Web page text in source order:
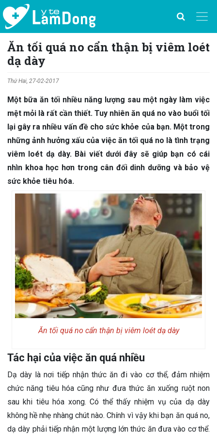
Ăn tối quá no cẩn thận bị viêm loét
dạ dày
Thứ Hai, 27-02-2017
Một bữa ăn tối nhiều năng lượng sau một ngày làm việc
mệt mỏi là rất cần thiết. Tuy nhiên ăn quá no vào buổi tối
lại gây ra nhiều vấn đề cho sức khỏe của bạn. Một trong
những ảnh hưởng xấu của việc ăn tối quá no là tình trạng
viêm loét dạ dày. Bài viết dưới đây sẽ giúp bạn có cái
nhìn khoa học hơn trong cân đối dinh dưỡng và bảo vệ
sức khỏe tiêu hóa.
Ăn tối quá no cẩn thận bị viêm loét dạ dày
Tác hại của việc ăn quá nhiều
Dạ dày là nơi tiếp nhận thức ăn đi vào cơ thể, đảm nhiệm
chức năng tiêu hóa cũng như đưa thức ăn xuống ruột non
sau khi tiêu hóa xong. Có thể thấy nhiệm vụ của dạ dày
không hề nhẹ nhàng chút nào. Chính vì vậy khi bạn ăn quá no,
dạ dày phải tiếp nhận một lượng lớn thức ăn đưa vào cơ thể.